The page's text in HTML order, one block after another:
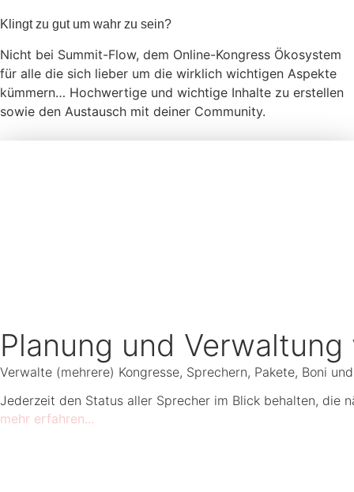
Klingt zu gut um wahr zu sein?
Nicht bei Summit-Flow, dem Online-Kongress Ökosystem
für alle die sich lieber um die wirklich wichtigen Aspekte
kümmern… Hochwertige und wichtige Inhalte zu erstellen
sowie den Austausch mit deiner Community.
Planung und
Verwalte (mehrere) Kongresse, Sprechern, Pakete, Boni
Jederzeit den Status aller Sprecher im Blick behalten, die
mehr erfahren...